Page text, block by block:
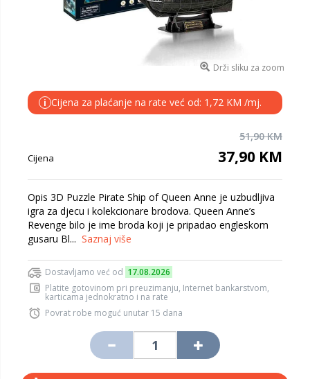
Drži sliku za zoom
i Cijena za plaćanje na rate već od: 1,72 KM /mj.
51,90 KM
Cijena 37,90 KM
Opis 3D Puzzle Pirate Ship of Queen Anne je uzbudljiva
igra za djecu i kolekcionare brodova. Queen Anne’s
Revenge bilo je ime broda koji je pripadao engleskom
gusaru Bl... Saznaj više
Dostavljamo već od 17.08.2026
Platite gotovinom pri preuzimanju, Internet bankarstvom,
karticama jednokratno i na rate
Povrat robe moguć unutar 15 dana